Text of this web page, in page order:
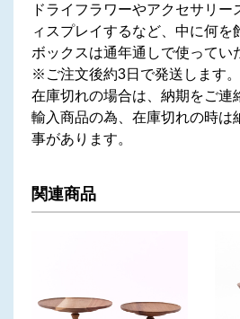
ドライフラワーやアクセサリー
ィスプレイするなど、中に何を
ボックスは通年通しで使ってい
※ご注文後約3日で発送します。
在庫切れの場合は、納期をご連
輸入商品の為、在庫切れの時は
事があります。
関連商品